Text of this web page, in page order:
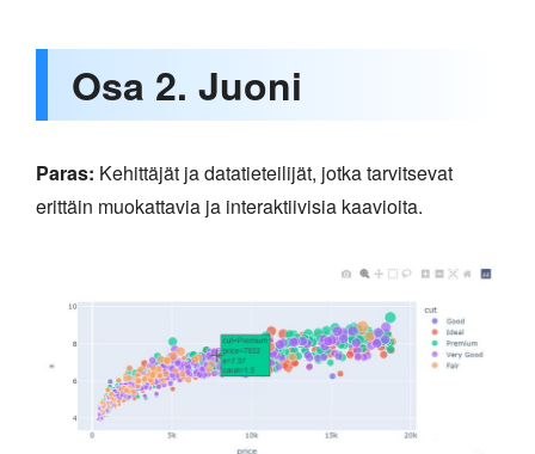
Osa 2. Juoni
Paras: Kehittäjät ja datatieteilijät, jotka tarvitsevat
erittäin muokattavia ja interaktiivisia kaavioita.